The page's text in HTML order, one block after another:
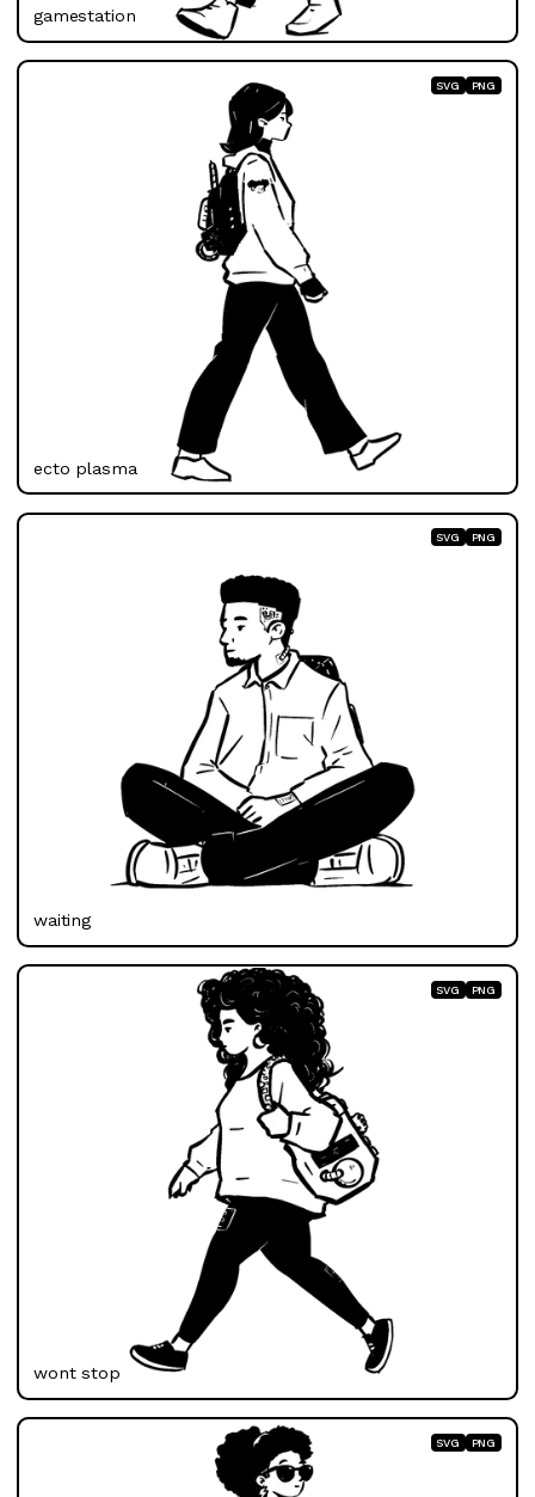
gamestation
SVG PNG
ecto plasma
SVG PNG
waiting
SVG PNG
wont stop
SVG PNG